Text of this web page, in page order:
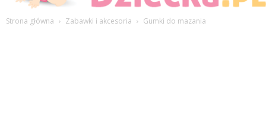
Strona główna Zabawki i akcesoria Gumki do mazania